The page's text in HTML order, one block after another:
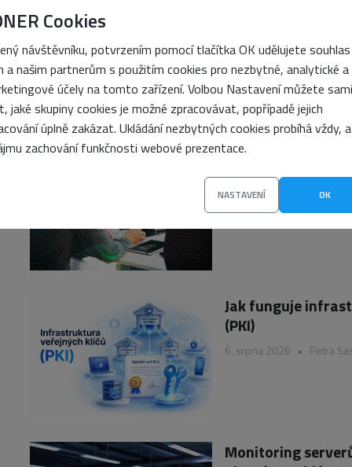
Cookies
návštěvníku, potvrzením pomocí tlačítka OK udělujete souhlas
a našim partnerům s použitím cookies pro nezbytné, analytické a
účely na tomto zařízení. Volbou Nastavení můžete sami
jaké skupiny cookies je možné zpracovávat, popřípadě jejich
úplně zakázat. Ukládání nezbytných cookies probíhá vždy,
zachování funkčnosti webové prezentace.
NASTAVENÍ OK
Jak vyřešit
k odstranění viru
7. srpna 2026 • Vojtěch
Blue-Green
bez výpadků
Jak funguje
(PKI)
6. srpna 2026 • Petra
Monitoring